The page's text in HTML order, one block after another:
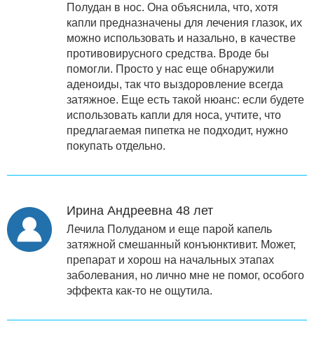
Полудан в нос. Она объяснила, что, хотя
капли предназначены для лечения глазок, их
можно использовать и назально, в качестве
противовирусного средства. Вроде бы
помогли. Просто у нас еще обнаружили
аденоиды, так что выздоровление всегда
затяжное. Еще есть такой нюанс: если будете
использовать капли для носа, учтите, что
предлагаемая пипетка не подходит, нужно
покупать отдельно.
Ирина Андреевна 48 лет
Лечила Полуданом и еще парой капель
затяжной смешанный конъюнктивит. Может,
препарат и хорош на начальных этапах
заболевания, но лично мне не помог, особого
эффекта как-то не ощутила.